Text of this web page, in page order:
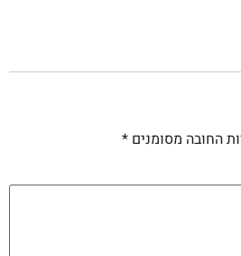
החובה מסומנים *